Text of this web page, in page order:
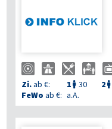
Zi.ab €: 1  30 2 
FeWo ab €: a.A.